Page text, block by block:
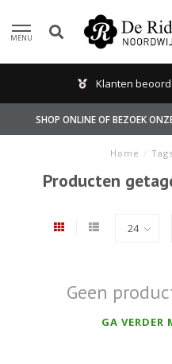
MENU
Klanten
SHOP ONLINE OF BEZOEK
Home / Tags
Producten
Geen
GA VERDER